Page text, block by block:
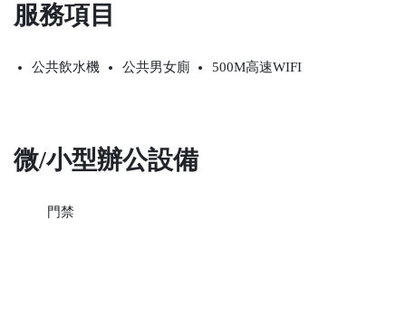
服務項目
公共飲水機 公共男女廁 500M高速WIFI
微/小型辦公設備
門禁